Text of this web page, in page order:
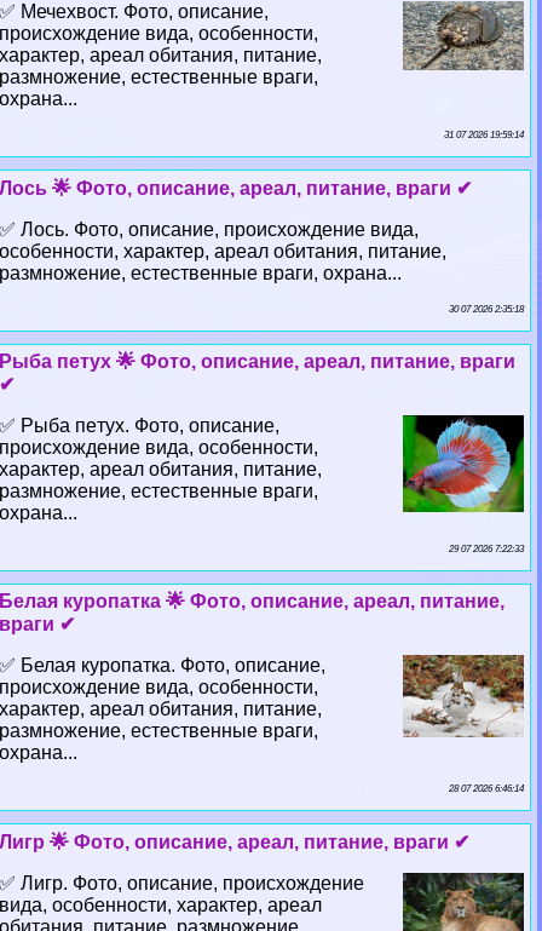
✅ Мечехвост. Фото, описание,
происхождение вида, особенности,
хаpaктер, ареал обитания, питание,
размножение, естественные враги,
охрана...
31 07 2026 19:59:14
Лось 🌟 Фото, описание, ареал, питание, враги ✔
✅ Лось. Фото, описание, происхождение вида,
особенности, хаpaктер, ареал обитания, питание,
размножение, естественные враги, охрана...
30 07 2026 2:35:18
Рыба пeтyx 🌟 Фото, описание, ареал, питание, враги
✔
✅ Рыба пeтyx. Фото, описание,
происхождение вида, особенности,
хаpaктер, ареал обитания, питание,
размножение, естественные враги,
охрана...
29 07 2026 7:22:33
Белая куропатка 🌟 Фото, описание, ареал, питание,
враги ✔
✅ Белая куропатка. Фото, описание,
происхождение вида, особенности,
хаpaктер, ареал обитания, питание,
размножение, естественные враги,
охрана...
28 07 2026 6:46:14
Лигр 🌟 Фото, описание, ареал, питание, враги ✔
✅ Лигр. Фото, описание, происхождение
вида, особенности, хаpaктер, ареал